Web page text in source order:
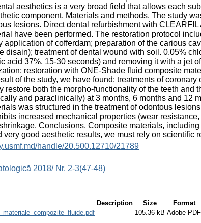
aesthetics is a very broad field that allows each
component. Materials and methods. The study
lesions. Direct dental refurbishment with
have been performed. The restoration protocol
application of cofferdam; preparation of the carious
disain); treatment of dental wound with soil. 0.05%
acid 37%, 15-30 seconds) and removing it with a jet
restoration with ONE-Shade fluid composite
of the study, we have found: treatments of
restore both the morpho-functionality of the teeth and
and paraclinically) at 3 months, 6 months and 12
was structured in the treatment of odontous
increased mechanical properties (wear
Conclusions. Composite materials,
very good aesthetic results, we must rely on scientific
handle/20.500.12710/21789
2018/ Nr. 2-3(47-48)
Description Size
Format
105.36 kB Adobe PDF